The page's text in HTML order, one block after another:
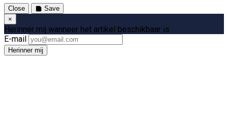
Close
Save
×
Herinner mij wanneer het artikel beschikbaar is
E-mail
Herinner mij